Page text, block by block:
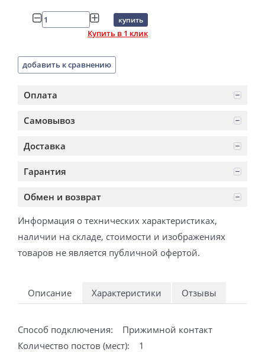
купить
Купить в 1 клик
добавить к сравнению
Оплата
Самовывоз
Доставка
Гарантия
Обмен и возврат
Информация о технических характеристиках,
наличии на складе, стоимости и изображениях
товаров не является публичной офертой.
Описание Характеристики Отзывы
Способ подключения: Прижимной контакт
Количество постов (мест): 1